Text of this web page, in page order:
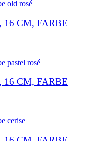
16 CM, FARBE
16 CM, FARBE